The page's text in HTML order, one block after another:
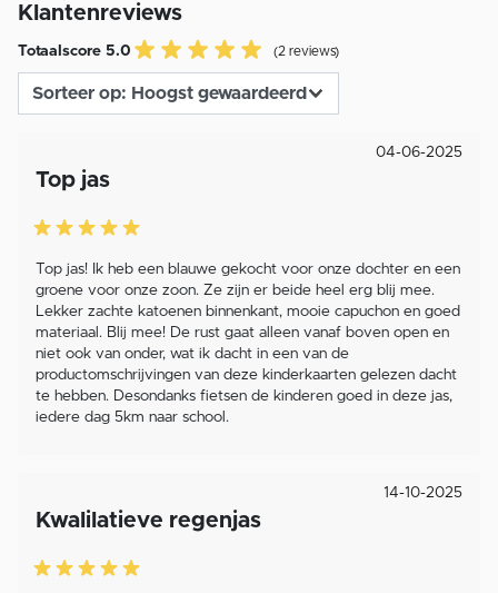
Klantenreviews
Totaalscore 5.0 (2 reviews)
Top jas
Top jas! Ik heb een blauwe gekocht voor onze dochter en een
groene voor onze zoon. Ze zijn er beide heel erg blij mee.
Lekker zachte katoenen binnenkant, mooie capuchon en goed
materiaal. Blij mee! De rust gaat alleen vanaf boven open en
niet ook van onder, wat ik dacht in een van de
productomschrijvingen van deze kinderkaarten gelezen dacht
te hebben. Desondanks fietsen de kinderen goed in deze jas,
iedere dag 5km naar school.
04-06-2025
Kwalilatieve regenjas
14-10-2025